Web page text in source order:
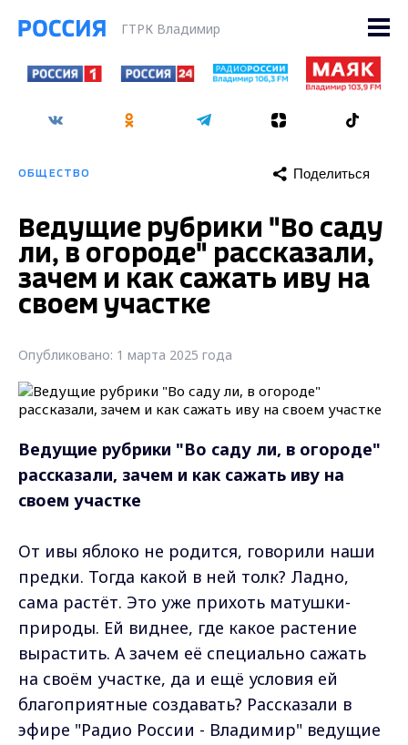
ГТРК Владимир
ОБЩЕСТВО Поделиться
Ведущие рубрики "Во саду
ли, в огороде" рассказали,
зачем и как сажать иву на
своем участке
Опубликовано: 1 марта 2025 года
Ведущие рубрики "Во саду ли, в огороде"
рассказали, зачем и как сажать иву на
своем участке
От ивы яблоко не родится, говорили наши
предки. Тогда какой в ней толк? Ладно,
сама растёт. Это уже прихоть матушки-
природы. Ей виднее, где какое растение
вырастить. А зачем её специально сажать
на своём участке, да и ещё условия ей
благоприятные создавать? Рассказали в
эфире "Радио России - Владимир" ведущие